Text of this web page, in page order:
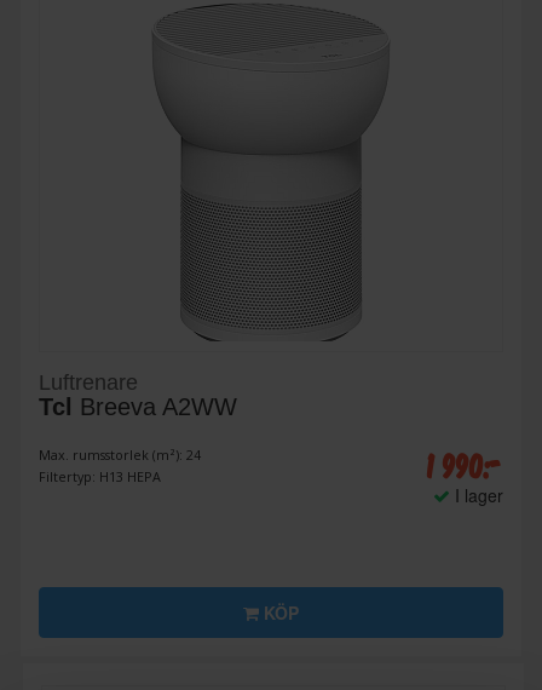
Luftrenare
Tcl Breeva A2WW
Max. rumsstorlek (m²): 24
Filtertyp: H13 HEPA
1 990:-
I lager
KÖP